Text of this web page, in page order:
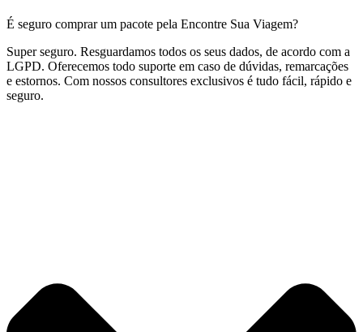
É seguro comprar um pacote pela Encontre Sua Viagem?
Super seguro. Resguardamos todos os seus dados, de acordo com a
LGPD. Oferecemos todo suporte em caso de dúvidas, remarcações
e estornos. Com nossos consultores exclusivos é tudo fácil, rápido e
seguro.